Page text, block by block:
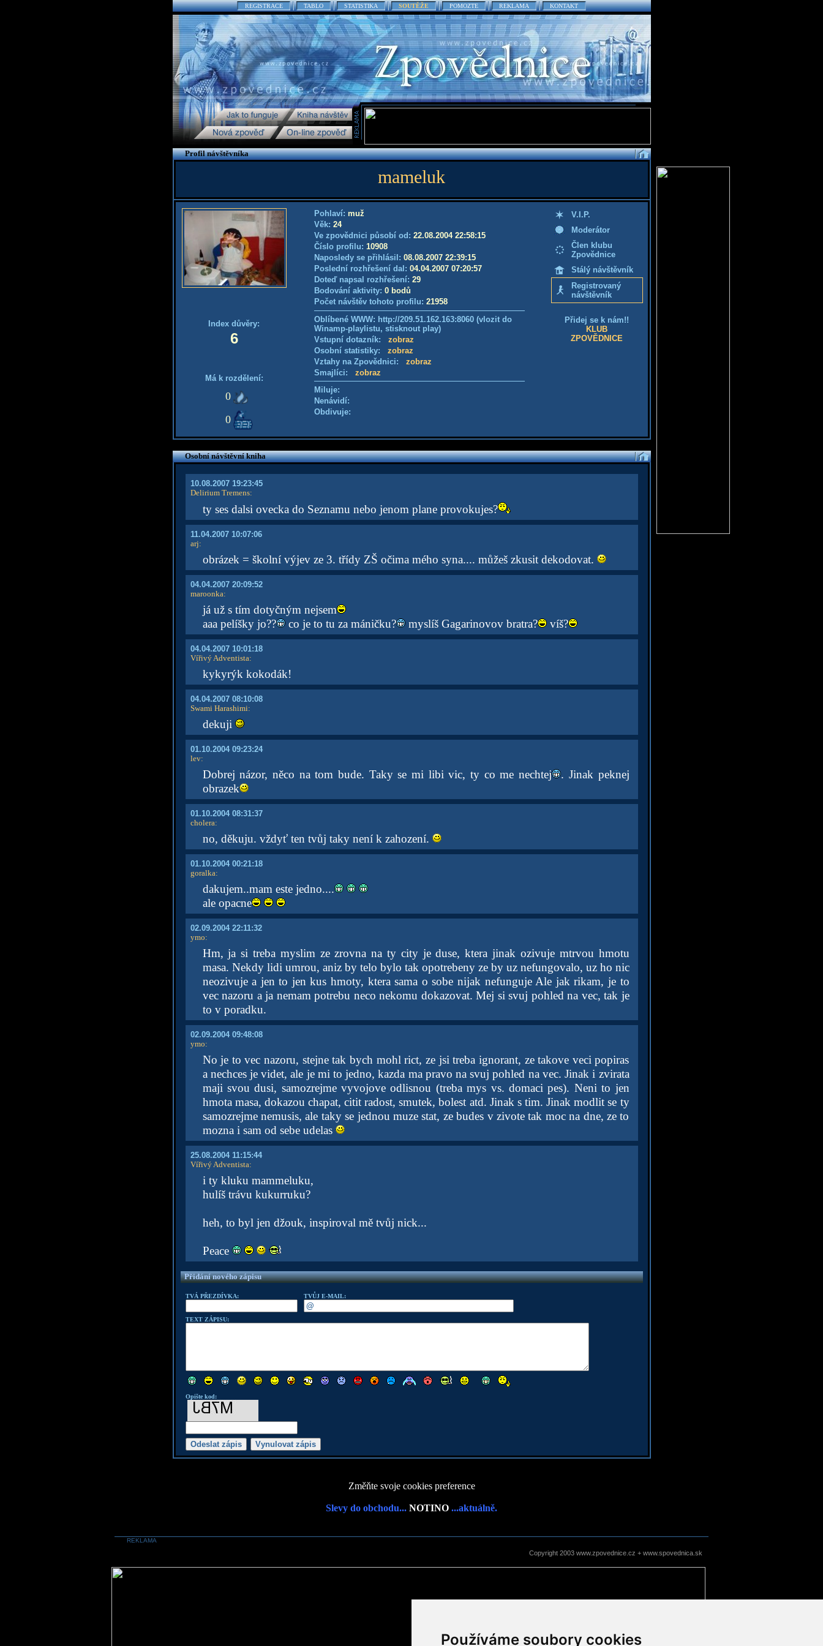
Používáme soubory cookies
REGISTRACE TABLO STATISTIKA SOUTĚŽE POMOZTE REKLAMA KONTAKT
Profil návštěvníka
mameluk
Index důvěry:
6
Má k rozdělení:
0
0
Pohlaví: muž
Věk: 24
Ve zpovědnici působí od: 22.08.2004 22:58:15
Číslo profilu: 10908
Naposledy se přihlásil: 08.08.2007 22:39:15
Poslední rozhřešení dal: 04.04.2007 07:20:57
Doteď napsal rozhřešení: 29
Bodování aktivity: 0 bodů
Počet návštěv tohoto profilu: 21958
Oblíbené WWW: http://209.51.162.163:8060 (vlozit do
Winamp-playlistu, stisknout play)
Vstupní dotazník: zobraz
Osobní statistiky: zobraz
Vztahy na Zpovědnici: zobraz
Smajlíci: zobraz
Miluje:
Nenávidí:
Obdivuje:
V.I.P.
Moderátor
Člen klubu
Zpovědnice
Stálý návštěvník
Registrovaný
návštěvník
Přidej se k nám!!
KLUB
ZPOVĚDNICE
Osobní návštěvní kniha
10.08.2007 19:23:45
Delirium Tremens:
ty ses dalsi ovecka do Seznamu nebo jenom plane provokujes?
11.04.2007 10:07:06
arj:
obrázek = školní výjev ze 3. třídy ZŠ očima mého syna.... můžeš zkusit dekodovat.
04.04.2007 20:09:52
maroonka:
já už s tím dotyčným nejsem
aaa pelíšky jo??
co je to tu za máničku? myslíš Gagarinovov bratra? víš?
04.04.2007 10:01:18
Vířivý Adventista:
kykyrýk kokodák!
04.04.2007 08:10:08
Swami Harashimi:
dekuji
01.10.2004 09:23:24
lev:
Dobrej názor, něco na tom bude. Taky se mi libi vic, ty co me nechtej
. Jinak peknej
obrazek
01.10.2004 08:31:37
cholera:
no, děkuju. vždyť ten tvůj taky není k zahození.
01.10.2004 00:21:18
goralka:
dakujem..mam este jedno....
ale opacne
02.09.2004 22:11:32
ymo:
Hm, ja si treba myslim ze zrovna na ty city je duse, ktera jinak ozivuje mtrvou hmotu
masa. Nekdy lidi umrou, aniz by telo bylo tak opotrebeny ze by uz nefungovalo, uz ho nic
neozivuje a jen to jen kus hmoty, ktera sama o sobe nijak nefunguje Ale jak rikam, je to
vec nazoru a ja nemam potrebu neco nekomu dokazovat. Mej si svuj pohled na vec, tak je
to v poradku.
02.09.2004 09:48:08
ymo:
No je to vec nazoru, stejne tak bych mohl rict, ze jsi treba ignorant, ze takove veci popiras
a nechces je videt, ale je mi to jedno, kazda ma pravo na svuj pohled na vec. Jinak i zvirata
maji svou dusi, samozrejme vyvojove odlisnou (treba mys vs. domaci pes). Neni to jen
hmota masa, dokazou chapat, citit radost, smutek, bolest atd. Jinak s tim. Jinak modlit se ty
samozrejme nemusis, ale taky se jednou muze stat, ze budes v zivote tak moc na dne, ze to
mozna i sam od sebe udelas
25.08.2004 11:15:44
Vířivý Adventista:
i ty kluku mammeluku,
hulíš trávu kukurruku?
heh, to byl jen džouk, inspiroval mě tvůj nick...
Peace
Přidání nového zápisu
TVÁ PŘEZDÍVKA: TVŮJ E-MAIL:
TEXT ZÁPISU:
Opište kod:
Změňte svoje cookies preference
Slevy do obchodu... NOTINO ...aktuálně.
REKLAMA
Copyright 2003 www.zpovednice.cz + www.spovednica.sk